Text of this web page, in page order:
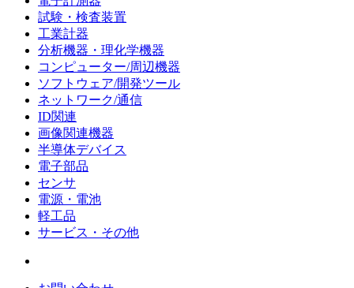
試験・検査装置
工業計器
分析機器・理化学機器
コンピューター/周辺機器
ソフトウェア/開発ツール
ネットワーク/通信
ID関連
画像関連機器
半導体デバイス
電子部品
センサ
電源・電池
軽工品
サービス・その他